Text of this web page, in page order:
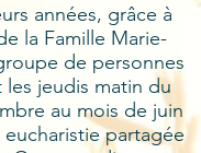
années, grâce à
la Famille Marie-
de personnes
les jeudis matin du
au mois de juin
partagée